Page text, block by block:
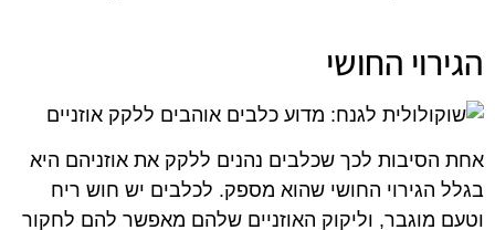
הגירוי החושי
אחת הסיבות לכך שכלבים נהנים ללקק את אוזניהם היא
בגלל הגירוי החושי שהוא מספק. לכלבים יש חוש ריח
וטעם מוגבר, וליקוק האוזניים שלהם מאפשר להם לחקור